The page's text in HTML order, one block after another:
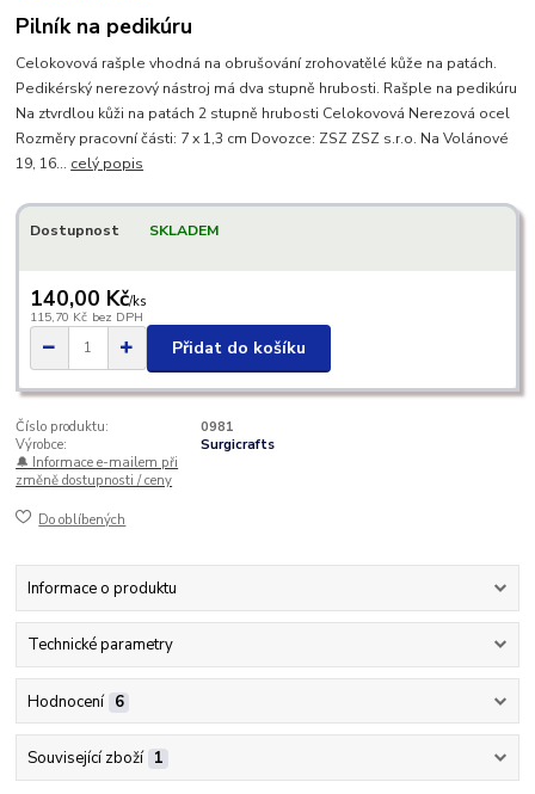
Pilník na pedikúru
Celokovová rašple vhodná na obrušování zrohovatělé kůže na patách.
Pedikérský nerezový nástroj má dva stupně hrubosti. Rašple na pedikúru
Na ztvrdlou kůži na patách 2 stupně hrubosti Celokovová Nerezová ocel
Rozměry pracovní části: 7 x 1,3 cm Dovozce: ZSZ ZSZ s.r.o. Na Volánové
19, 16... celý popis
Dostupnost SKLADEM
140,00 Kč/ks
115,70 Kč bez DPH
Přidat do košíku
Číslo produktu:
0981
Výrobce:
Surgicrafts
🔔 Informace e-mailem při
změně dostupnosti / ceny
Do oblíbených
Informace o produktu
Technické parametry
Hodnocení 6
Související zboží 1